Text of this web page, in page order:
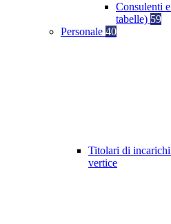
Consulenti
tabelle) 59
Personale 40
Titolari di
vertice